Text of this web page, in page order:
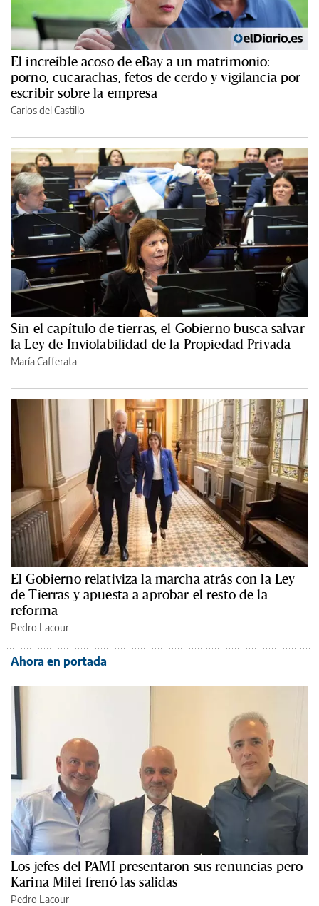
El increíble acoso de eBay a un matrimonio:
porno, cucarachas, fetos de cerdo y vigilancia por
escribir sobre la empresa
Carlos del Castillo
Sin el capítulo de tierras, el Gobierno busca salvar
la Ley de Inviolabilidad de la Propiedad Privada
María Cafferata
El Gobierno relativiza la marcha atrás con la Ley
de Tierras y apuesta a aprobar el resto de la
reforma
Pedro Lacour
Ahora en portada
Los jefes del PAMI presentaron sus renuncias pero
Karina Milei frenó las salidas
Pedro Lacour